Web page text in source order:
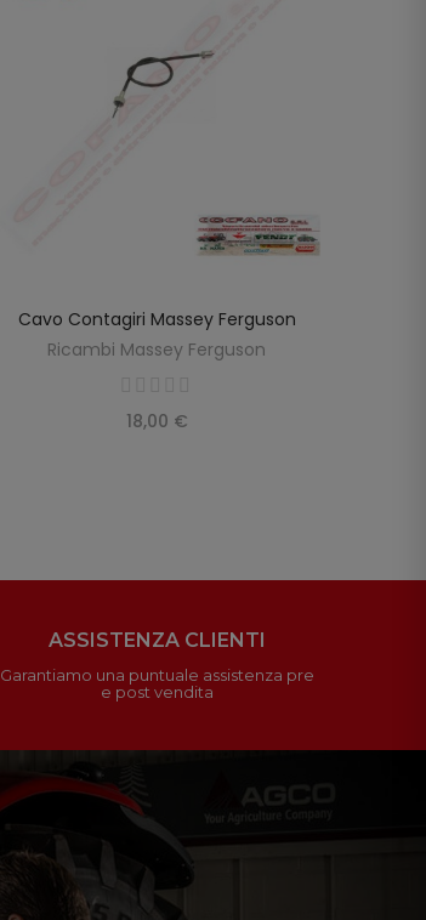
SCOPRIRE
Cavo Contagiri Massey Ferguson
Ricambi Massey Ferguson
18,00 €
ASSISTENZA CLIENTI
Garantiamo una puntuale assistenza pre
e post vendita